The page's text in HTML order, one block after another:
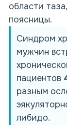
области
поясницы.
Синдром
мужчин
пациентов
разным
либидо.